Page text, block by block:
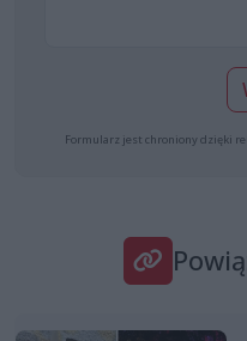
Formularz jest chroniony dzięki